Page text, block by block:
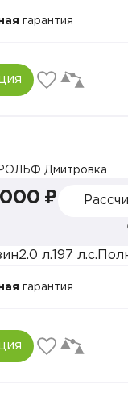
гарантия
РОЛЬФ Дмитровка
₽
2.0 л. 197 л.с.
гарантия